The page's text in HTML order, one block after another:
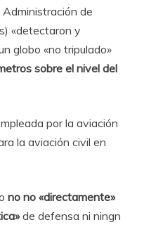
de
«detectaron y
globo «no tripulado»
sobre el nivel del
por la aviación
la aviación civil en
no no «directamente»
de defensa ni ningn